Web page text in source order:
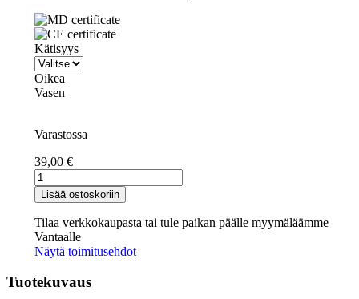
Kätisyys
Oikea
Vasen
Varastossa
39,00 €
PALM
PROTECTOR
-
kämmensuoja
määrä
Lisää ostoskoriin
Tilaa verkkokaupasta tai tule paikan päälle myymäläämme
Vantaalle
Näytä toimitusehdot
Tuotekuvaus